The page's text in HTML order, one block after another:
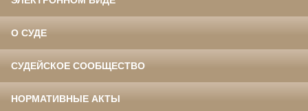
О СУДЕ
СУДЕЙСКОЕ СООБЩЕСТВО
НОРМАТИВНЫЕ АКТЫ